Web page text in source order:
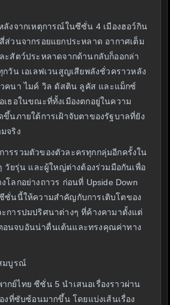
ลังจากเหตุการณ์ในซีซั่น 4 เมืองฮอว์กิน
ส่วนจากรอยแยกประหลาด อากาศเต็ม
ะสัตว์ประหลาดจากด้านกลับก็ออกล่า
กวัน เอเลฟเวนสูญเสียพลังชั่วคราวหลัง
คนา ไมค์ วิล ดัสติน ลูคัส และแม็กซ์
เธอในขณะที่ทั้งเมืองตกอยู่ในความ
นภายใต้การเฝ้าจับตาของรัฐบาลที่ยัง
จริง
รรวมตัวของตัวละครทุกกลุ่มอีกครั้งใน
วัยรุ่น และผู้ใหญ่ต่างต้องร่วมมือกันเพื่อ
โลกอย่างถาวร ก่อนที่ Upside Down
ซั่นนี้ให้ความสำคัญกับการเติบโตของ
การปมปริศนาต่างๆ ที่ค้างคามาตั้งแต่
นจบอันน่าตื่นเต้นและทรงคุณค่าทาง
มบูรณ์
กย์ไทย ซีซั่น 5 นำเสนอเรื่องราวผ่าน
องที่ซับซ้อนมากขึ้น โดยแบ่งเส้นเรื่อง